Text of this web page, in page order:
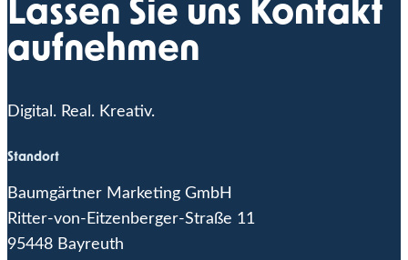
Lassen Sie uns Kontakt
aufnehmen
Digital. Real. Kreativ.
Standort
Baumgärtner Marketing GmbH
Ritter-von-Eitzenberger-Straße 11
95448 Bayreuth